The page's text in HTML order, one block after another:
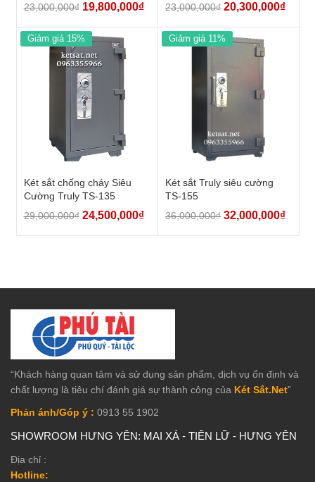
23,000,000₫ 19,800,000₫
23,000,000₫ 20,300,000₫
Giảm giá 15%
Két sắt chống cháy Siêu
Cường Truly TS-135
29,000,000₫ 24,500,000₫
Giảm giá 11%
Két sắt Truly siêu cường
TS-155
36,000,000₫ 32,000,000₫
“Khách hàng quan tâm và sử dụng sản phẩm, dịch vụ ổn định và
chất lượng là tiêu chí đánh giá sự thành công của Két Sắt.Net”
Phản ánh/Góp ý : 0913 55 1902
SHOWROOM HƯNG YÊN: MAI XÁ - TIÊN LỮ - HƯNG YÊN
Địa chỉ :
Hotline: